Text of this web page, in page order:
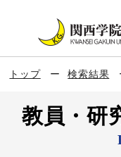
トップ 検索結果
教員・研